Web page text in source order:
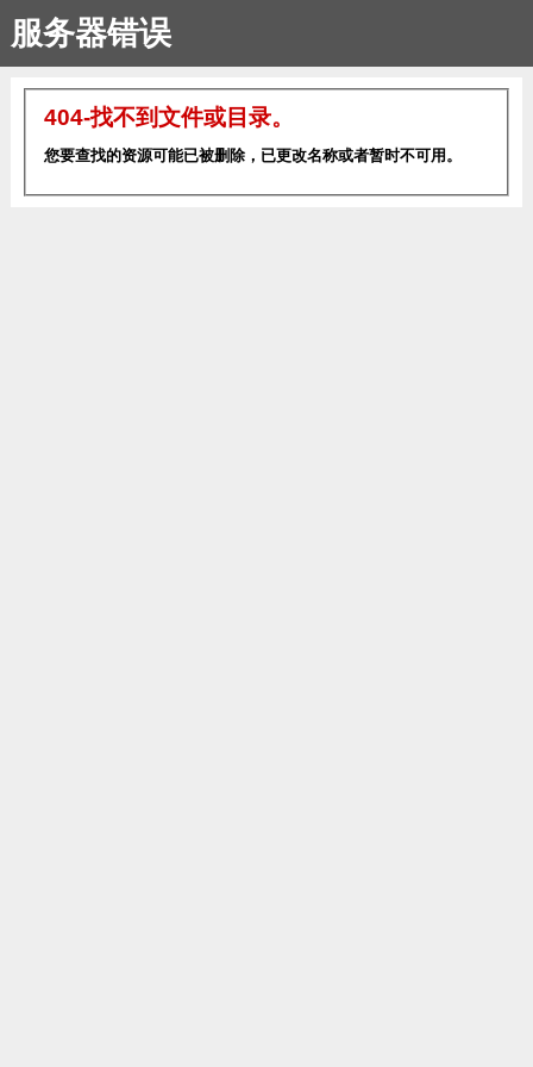
服务器错误
404-找不到文件或目录。
您要查找的资源可能已被删除，已更改名称或者暂时不可用。